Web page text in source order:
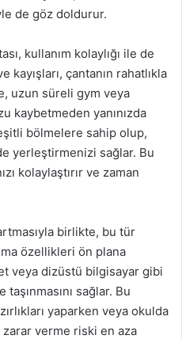
de göz doldurur.
kullanım kolaylığı ile de
kayışları, çantanın rahatlıkla
uzun süreli gym veya
kaybetmeden yanınızda
bölmelere sahip olup,
yerleştirmenizi sağlar. Bu
kolaylaştırır ve zaman
birlikte, bu tür
özellikleri ön plana
veya dizüstü bilgisayar gibi
sağlar. Bu
yaparken veya okulda
zarar verme riski en aza